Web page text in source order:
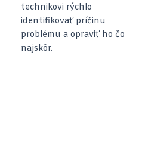
technikovi rýchlo
identifikovať príčinu
problému a opraviť ho čo
najskôr.